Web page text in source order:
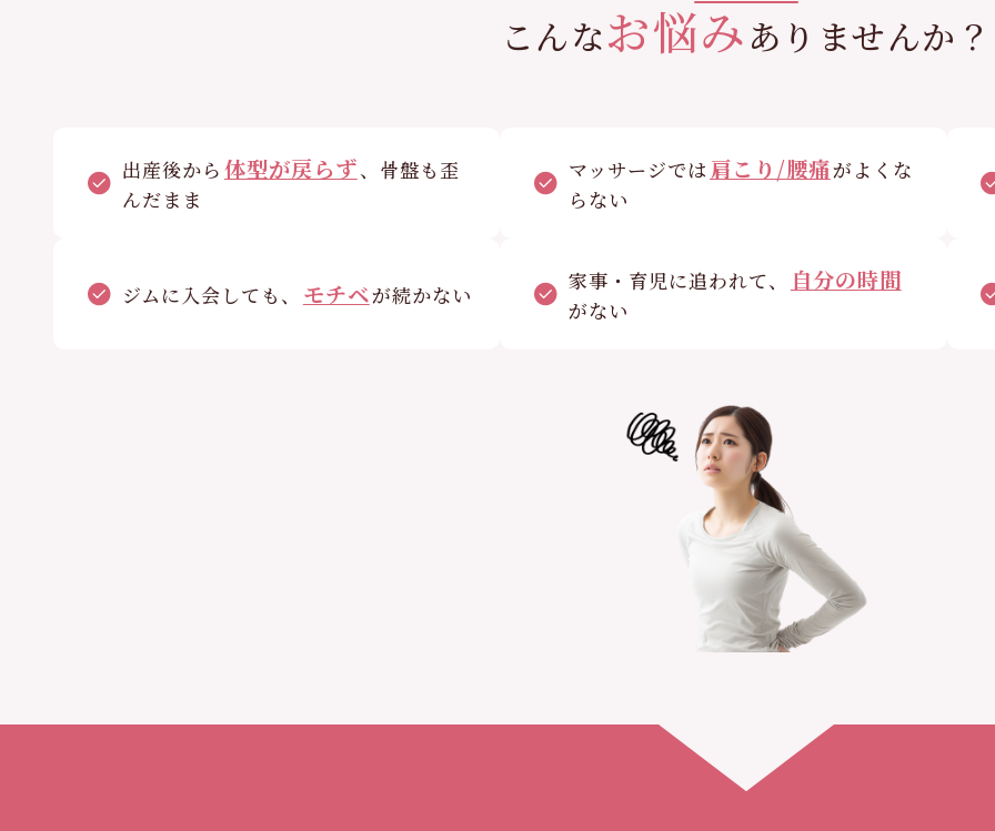
こんなお悩みありませんか？
出産後から 体型が戻らず、骨盤も歪
んだまま
マッサージでは 肩こり/腰痛がよくな
らない
ジムに入会しても、 モチベが続かない 家事・育児に追われて、 自分の時間
がない